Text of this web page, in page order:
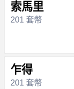
索馬里
201 套幣
乍得
201 套幣